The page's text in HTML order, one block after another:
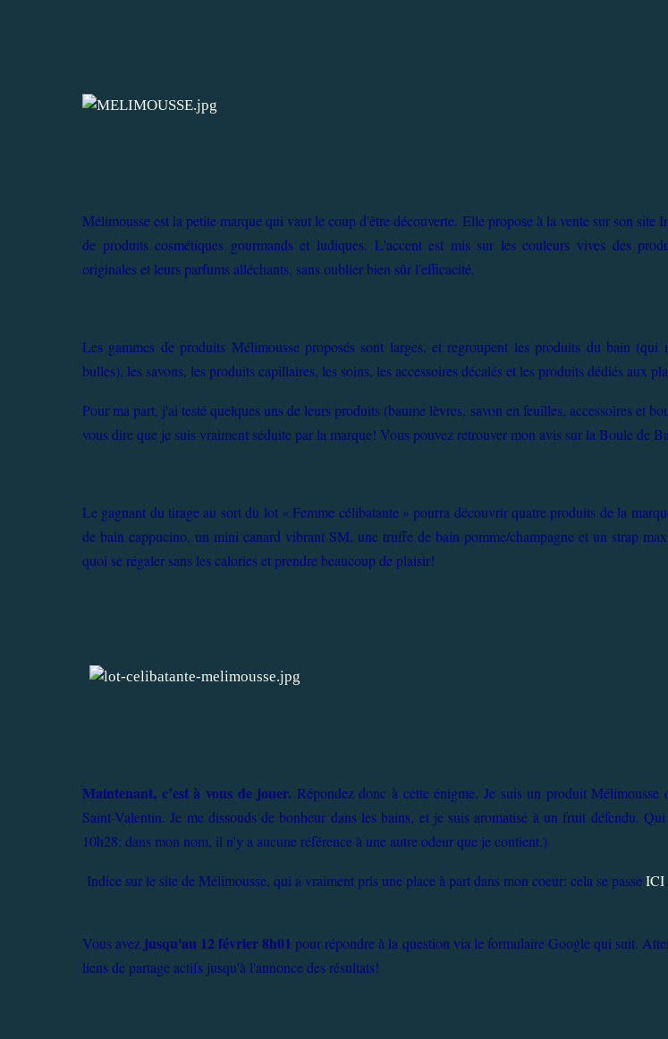
Mélimousse est la petite marque qui vaut le coup d'être découverte. Elle propose à la vente sur son site
de produits cosmétiques gourmands et ludiques. L'accent est mis sur les couleurs vives des
originales et leurs parfums alléchants, sans oublier bien sûr l'efficacité.
Les gammes de produits Mélimousse proposés sont larges, et regroupent les produits du bain (qui
bulles), les savons, les produits capillaires, les soins, les accessoires décalés et les produits dédiés aux
Pour ma part, j'ai testé quelques uns de leurs produits (baume lèvres, savon en feuilles, accessoires et
vous dire que je suis vraiment séduite par la marque! Vous pouvez retrouver mon avis sur la Boule de
Le gagnant du tirage au sort du lot « Femme célibatante » pourra découvrir quatre produits de la
de bain cappucino, un mini canard vibrant SM, une truffe de bain pomme/champagne et un strap
quoi se régaler sans les calories et prendre beaucoup de plaisir!
Maintenant, c’est à vous de jouer. Répondez donc à cette énigme. Je suis un produit Mélimousse
Saint-Valentin. Je me dissouds de bonheur dans les bains, et je suis aromatisé à un fruit défendu.
10h28: dans mon nom, il n'y a aucune référence à une autre odeur que je contient.)
Indice sur le site de Mélimousse, qui a vraiment pris une place à part dans mon coeur: cela se passe ICI.
Vous avez jusqu'au 12 février 8h01 pour répondre à la question via le formulaire Google qui suit.
liens de partage actifs jusqu'à l'annonce des résultats!